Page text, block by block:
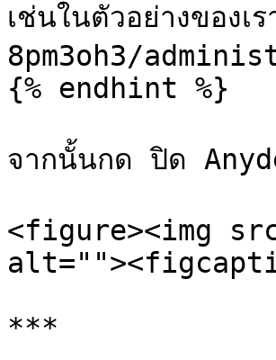
เช่นในตัวอย่างของ
8pm3oh3/
{% endhint %}
จากนั้นกด ปิด
<figure><img
***